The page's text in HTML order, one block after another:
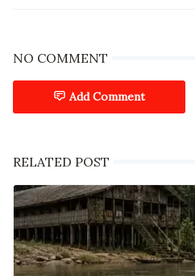
NO COMMENT
Add Comment
RELATED POST